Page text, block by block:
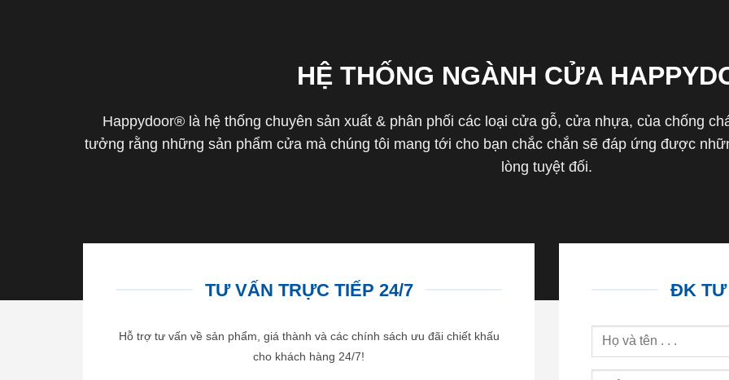
HỆ THỐNG NGÀNH CỬA
Happydoor® là hệ thống chuyên sản xuất & phân phối các loại cửa gỗ, cửa nhựa, của chống
tưởng rằng những sản phẩm cửa mà chúng tôi mang tới cho bạn chắc chắn sẽ đáp ứng được
lòng tuyệt đối.
TƯ VẤN TRỰC TIẾP 24/7
Hỗ trợ tư vấn về sản phẩm, giá thành và các chính sách ưu đãi chiết khấu
cho khách hàng 24/7!
ĐK TƯ